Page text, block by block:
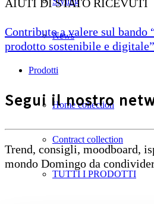
News
Prodotti
Home collection
Contract collection
TUTTI I PRODOTTI
AIUTI DI STATO RICEVUTI
Contributo a valere sul bando
prodotto sostenibile e digitale”
Segui il nostro
Trend, consigli, moodboard,
mondo Domingo da